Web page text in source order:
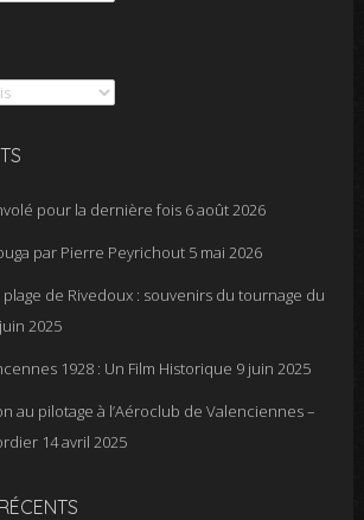
pour la dernière fois 6 août 2026
par Pierre Peyrichout 5 mai 2026
de Rivedoux : souvenirs du tournage du
2025
1928 : Un Film Historique 9 juin 2025
au pilotage à l’Aéroclub de Valenciennes –
14 avril 2025